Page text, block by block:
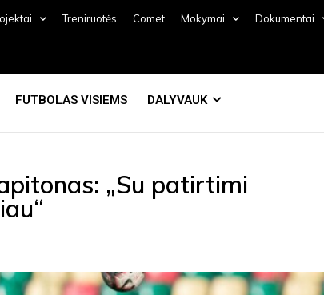
Treniruotės Comet Mokymai Dokumentai
FUTBOLAS VISIEMS DALYVAUK
„Su patirtimi